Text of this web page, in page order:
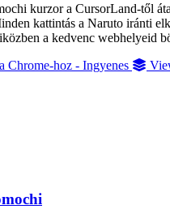
kurzor a CursorLand-től
kattintás a Naruto iránti
a kedvenc webhelyeid
Chrome-hoz - Ingyenes